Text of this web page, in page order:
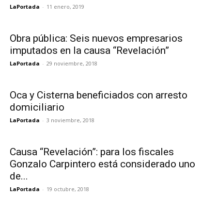
LaPortada - 11 enero, 2019
Obra pública: Seis nuevos empresarios
imputados en la causa “Revelación”
LaPortada - 29 noviembre, 2018
Oca y Cisterna beneficiados con arresto
domiciliario
LaPortada - 3 noviembre, 2018
Causa “Revelación”: para los fiscales
Gonzalo Carpintero está considerado uno
de...
LaPortada - 19 octubre, 2018